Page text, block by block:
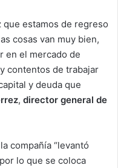
que estamos de regreso
cosas van muy bien,
en el mercado de
contentos de trabajar
y deuda que
, director general de
compañía “levantó
lo que se coloca